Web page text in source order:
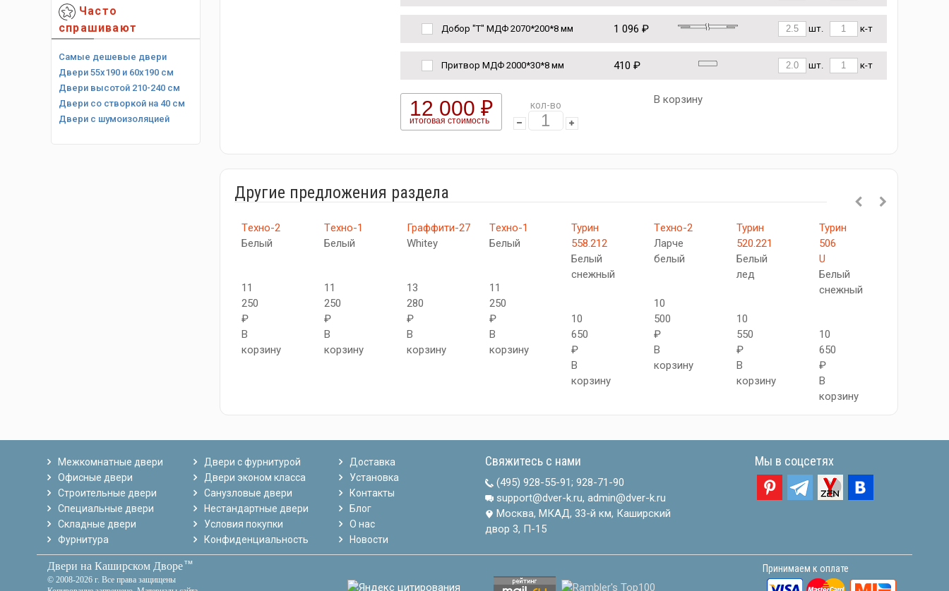
Часто
спрашивают
Самые дешевые двери
Двери 55х190 и 60х190 см
Двери высотой 210-240 см
Двери со створкой на 40 см
Двери с шумоизоляцией
Добор "Т" МДФ 2070*200*8 мм 1 096 ₽ шт. к-т
Притвор МДФ 2000*30*8 мм 410 ₽ шт. к-т
12 000 ₽
итоговая стоимость
кол-во В корзину
Другие предложения раздела
Tехно-2
Белый
11
250
₽
В
корзину
Tехно-1
Белый
11
250
₽
В
корзину
Граффити-27
Whitey
13
280
₽
В
корзину
Tехно-1
Белый
11
250
₽
В
корзину
Турин
558.212
Белый
снежный
10
650
₽
В
корзину
Tехно-2
Ларче
белый
10
500
₽
В
корзину
Турин
520.221
Белый
лед
10
550
₽
В
корзину
Турин
506
U
Белый
снежный
10
650
₽
В
корзину
Межкомнатные двери
Офисные двери
Строительные двери
Специальные двери
Складные двери
Фурнитура
Двери с фурнитурой
Двери эконом класса
Санузловые двери
Нестандартные двери
Условия покупки
Конфиденциальность
Доставка
Установка
Контакты
Блог
О нас
Новости
Свяжитесь с нами
(495) 928-55-91; 928-71-90
support@dver-k.ru, admin@dver-k.ru
Москва, МКАД, 33-й км, Каширский
двор 3, П-15
Мы в соцсетях
Двери на Каширском Дворетм
© 2008-2026 г. Все права защищены
Принимаем к оплате